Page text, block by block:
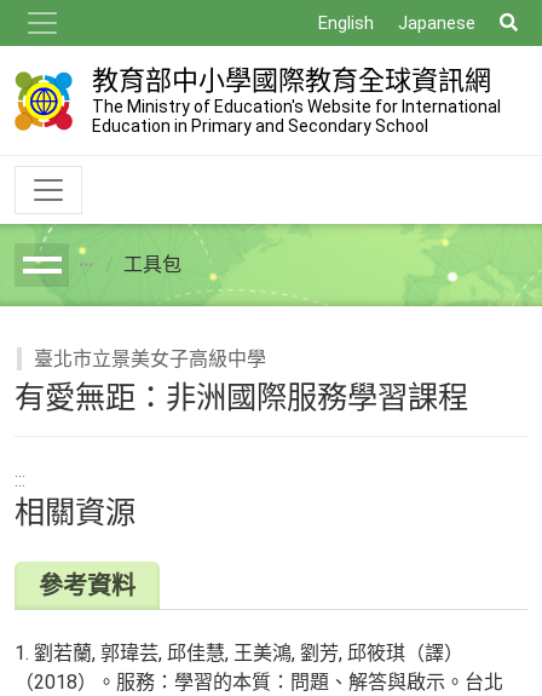
到
主
要
內
English Japanese
尋
教育部中小學國際教育全球資訊網
The Ministry of Education's Website for International
Education in Primary and Secondary School
breadcrumb工具包
臺北市立景美女子高級中學
有愛無距：非洲國際服務學習課程
:::
相關資源
參考資料
1. 劉若蘭, 郭瑋芸, 邱佳慧, 王美鴻, 劉芳, 邱筱琪（譯）
（2018）。服務：學習的本質：問題、解答與啟示。台北